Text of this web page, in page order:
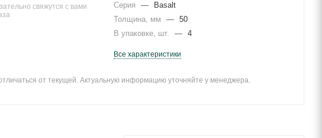
свяжутся с вами
Серия
—
Basalt
Толщина, мм
— 50
В упаковке, шт.
— 4
Все характеристики
от текущей. Актуальную информацию уточняйте у менеджера.